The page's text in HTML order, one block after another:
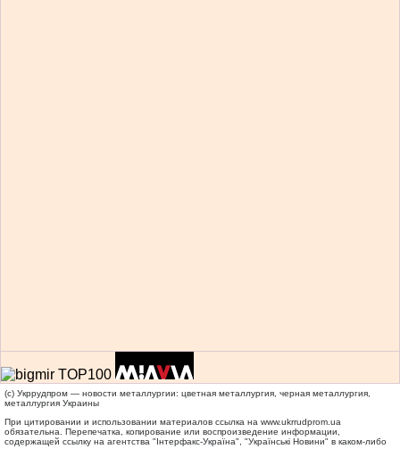
(c) Укррудпром — новости металлургии: цветная металлургия, черная металлургия,
металлургия Украины
При цитировании и использовании материалов ссылка на www.ukrrudprom.ua
обязательна. Перепечатка, копирование или воспроизведение информации,
содержащей ссылку на агентства "Iнтерфакс-Україна", "Українськi Новини" в каком-либо